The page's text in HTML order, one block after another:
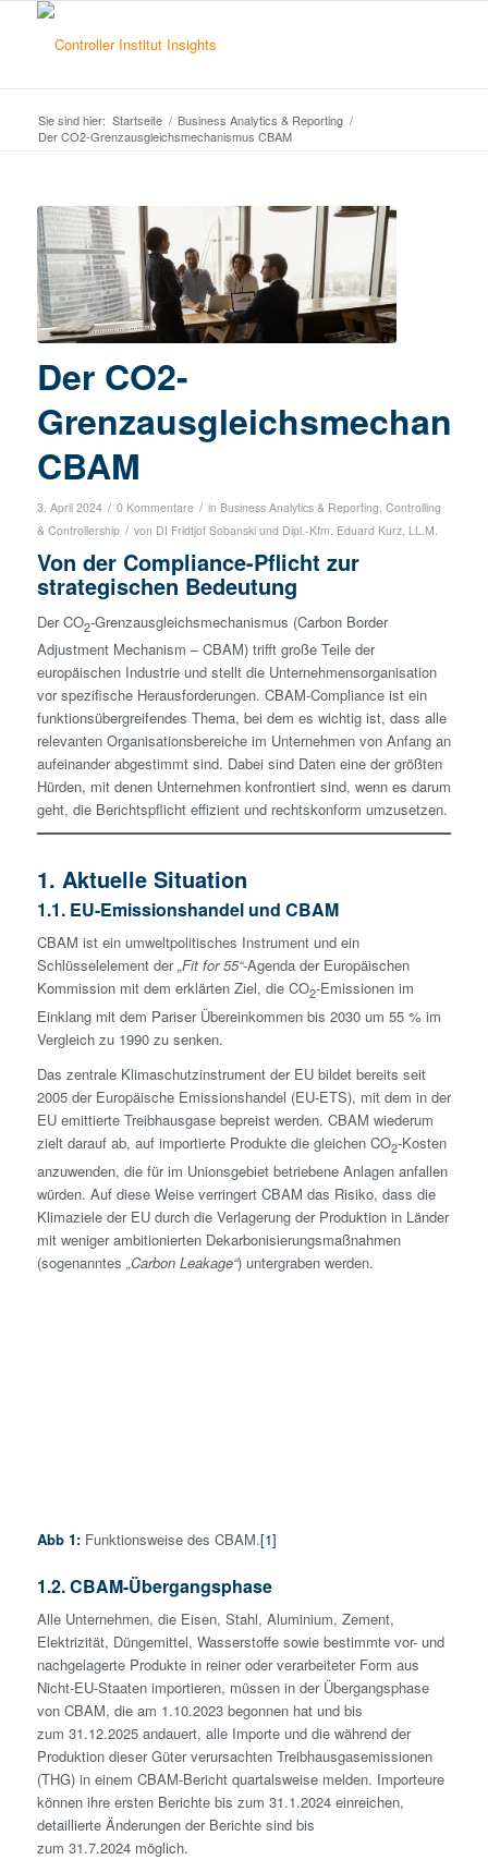
Sie sind hier: Startseite / Business Analytics & Reporting /
Der CO2-Grenzausgleichsmechanismus CBAM
Der CO2-
CBAM
3. April 2024 / 0 Kommentare / in Business Analytics & Reporting Controlling
& Controllership / von DI Fridtjof Sobanskiund Dipl.-Kfm. Eduard Kurz, LL.M.
Von der Compliance-Pflicht zur
strategischen Bedeutung
Der CO2-Grenzausgleichsmechanismus (Carbon Border
Adjustment Mechanism – CBAM) trifft große Teile der
europäischen Industrie und stellt die Unternehmensorganisation
vor spezifische Herausforderungen. CBAM-Compliance ist ein
funktionsübergreifendes Thema, bei dem es wichtig ist, dass alle
relevanten Organisationsbereiche im Unternehmen von Anfang an
aufeinander abgestimmt sind. Dabei sind Daten eine der größten
Hürden, mit denen Unternehmen konfrontiert sind, wenn es darum
geht, die Berichtspflicht effizient und rechtskonform umzusetzen.
1. Aktuelle Situation
1.1. EU-Emissionshandel und CBAM
CBAM ist ein umweltpolitisches Instrument und ein
Schlüsselelement der„Fit for 55“-Agenda der Europäischen
Kommission mit dem erklärten Ziel, die CO2-Emissionen im
Einklang mit dem Pariser Übereinkommen bis 2030 um 55 % im
Vergleich zu 1990 zu senken.
Das zentrale Klimaschutzinstrument der EU bildet bereits seit
2005 der Europäische Emissionshandel (EU-ETS), mit dem in der
EU emittierte Treibhausgase bepreist werden. CBAM wiederum
zielt darauf ab, auf importierte Produkte die gleichen CO2-Kosten
anzuwenden, die für im Unionsgebiet betriebene Anlagen anfallen
würden. Auf diese Weise verringert CBAM das Risiko, dass die
Klimaziele der EU durch die Verlagerung der Produktion in Länder
mit weniger ambitionierten Dekarbonisierungsmaßnahmen
(sogenanntes „Carbon Leakage“) untergraben werden.
Abb 1:Funktionsweise des CBAM.[1]
1.2. CBAM-Übergangsphase
Alle Unternehmen, die Eisen, Stahl, Aluminium, Zement,
Elektrizität, Düngemittel, Wasserstoffe sowie bestimmte vor- und
nachgelagerte Produkte in reiner oder verarbeiteter Form aus
Nicht-EU-Staaten importieren, müssen in der Übergangsphase
von CBAM, die am 1.10.2023 begonnen hat und bis
zum 31.12.2025 andauert, alle Importe und die während der
Produktion dieser Güter verursachten Treibhausgasemissionen
(THG) in einem CBAM-Bericht quartalsweise melden. Importeure
können ihre ersten Berichte bis zum 31.1.2024 einreichen,
detaillierte Änderungen der Berichte sind bis
zum 31.7.2024 möglich.